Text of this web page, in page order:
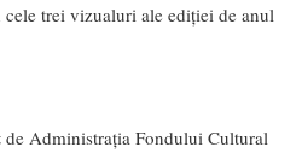
trei vizualuri ale ediției de anul
de Administrația Fondului Cultural